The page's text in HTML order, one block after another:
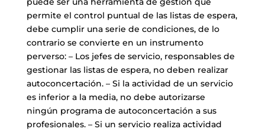
permite el control puntual de las listas de espera,
debe cumplir una serie de condiciones, de lo
contrario se convierte en un instrumento
perverso: – Los jefes de servicio, responsables de
gestionar las listas de espera, no deben realizar
autoconcertación. – Si la actividad de un servicio
es inferior a la media, no debe autorizarse
ningún programa de autoconcertación a sus
profesionales. – Si un servicio realiza actividad